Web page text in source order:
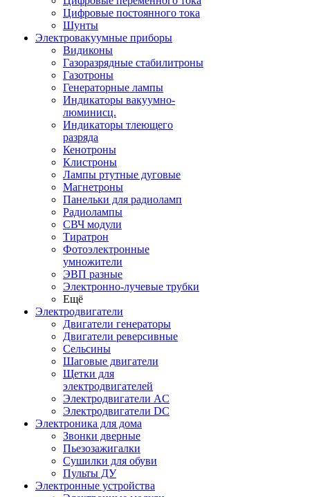
Цифровые постоянного тока
Шунты
Электровакуумные приборы
Видиконы
Газоразрядные стабилитроны
Газотроны
Генераторные лампы
Индикаторы вакуумно-
люминисц.
Индикаторы тлеющего
разряда
Кенотроны
Клистроны
Лампы ртутные дуговые
Магнетроны
Панельки для радиоламп
Радиолампы
СВЧ модули
Тиратрон
Фотоэлектронные
умножители
ЭВП разные
Электронно-лучевые трубки
Ещё
Электродвигатели
Двигатели генераторы
Двигатели реверсивные
Сельсины
Шаговые двигатели
Щетки для
электродвигателей
Электродвигатели AC
Электродвигатели DC
Электроника для дома
Звонки дверные
Пьезозажигалки
Сушилки для обуви
Пульты ДУ
Электронные устройства